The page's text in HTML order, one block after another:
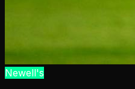
Newell's